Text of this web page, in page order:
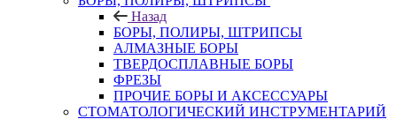
Назад
БОРЫ, ПОЛИРЫ, ШТРИПСЫ
АЛМАЗНЫЕ БОРЫ
ТВЕРДОСПЛАВНЫЕ БОРЫ
ФРЕЗЫ
ПРОЧИЕ БОРЫ И АКСЕССУАРЫ
СТОМАТОЛОГИЧЕСКИЙ ИНСТРУМЕНТАРИЙ